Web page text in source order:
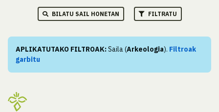
BILATU SAIL HONETAN FILTRATU
APLIKATUTAKO FILTROAK:Saila (Arkeologia). Filtroak
garbitu